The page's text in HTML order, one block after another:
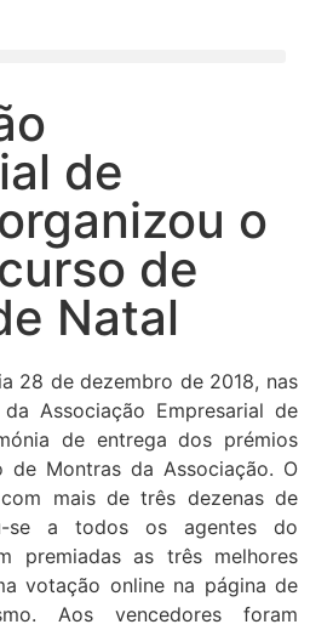
de
o
de
Natal
28 de dezembro de 2018, nas
Associação Empresarial de
de entrega dos prémios
de Montras da Associação. O
mais de três dezenas de
se a todos os agentes do
premiadas as três melhores
votação online na página de
Aos vencedores foram